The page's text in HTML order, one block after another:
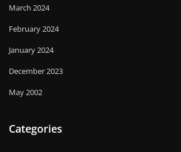
March 2024
February 2024
January 2024
December 2023
May 2002
Categories